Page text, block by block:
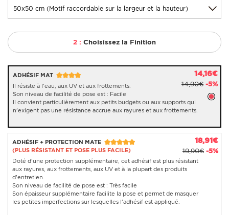
2 : Choisissez la Finition
ADHÉSIF MAT 14,16€
14,90€ -5%
Il résiste à l'eau, aux UV et aux frottements.
Son niveau de facilité de pose est : Facile
Il convient particulièrement aux petits budgets ou aux supports qui
n'exigent pas une résistance accrue aux rayures et aux frottements.
ADHÉSIF + PROTECTION MATE
(PLUS RÉSISTANT ET POSE PLUS FACILE)
18,91€
19,90€ -5%
Doté d'une protection supplémentaire, cet adhésif est plus résistant
aux rayures, aux frottements, aux UV et à la plupart des produits
d'entretien.
Son niveau de facilité de pose est : Très facile
Son épaisseur supplémentaire facilite la pose et permet de masquer
les petites imperfections sur lesquelles l'adhésif est appliqué.